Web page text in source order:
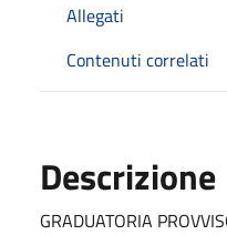
Allegati
Contenuti correlati
Descrizione
GRADUATORIA